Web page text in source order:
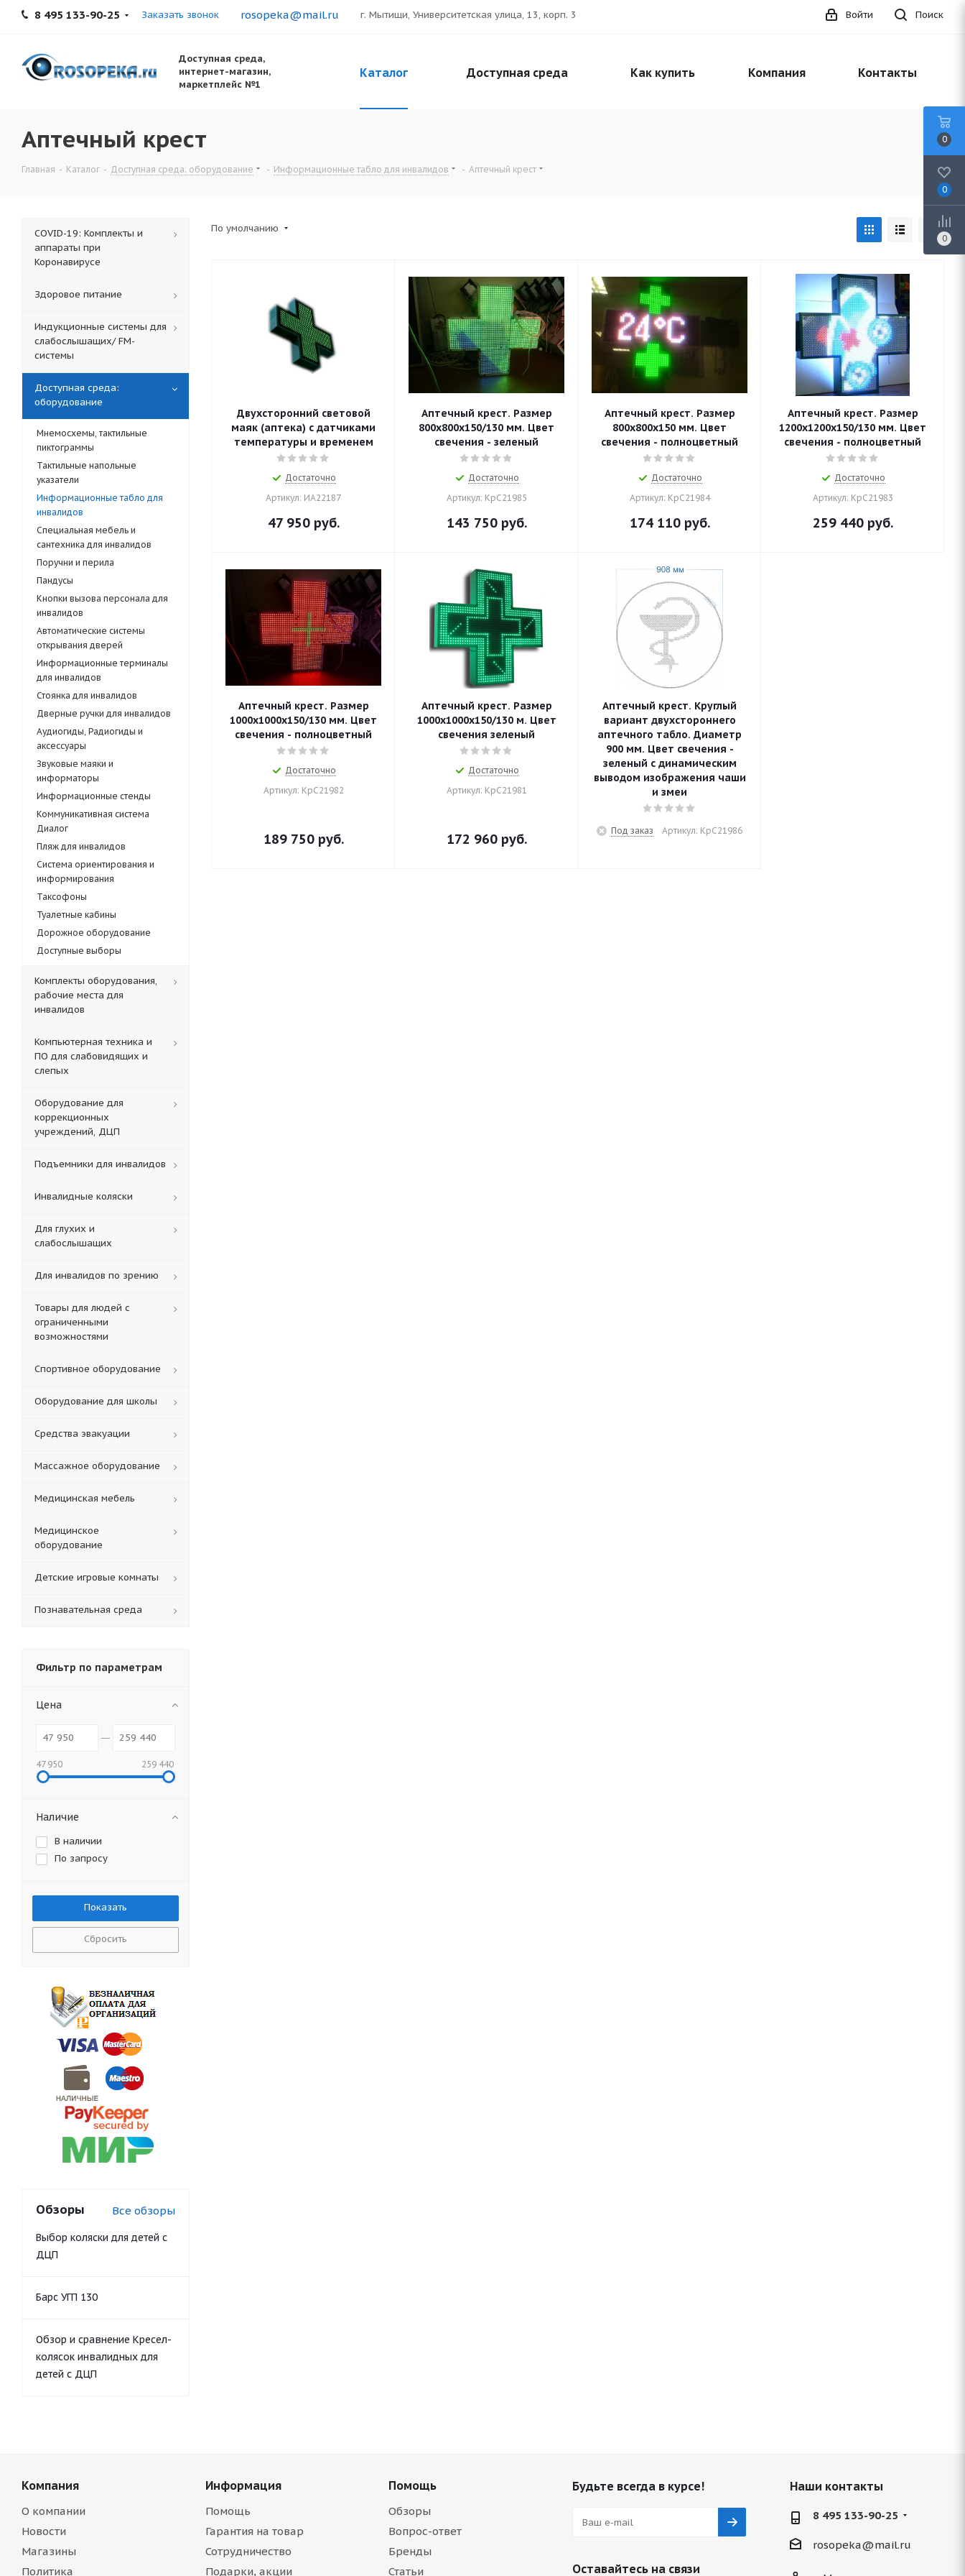
8 495 133-90-25 Заказать звонок rosopeka@mail.ru г. Мытищи, Университетская улица, 13, корп. 3 Поиск
Войти
Доступная среда,
интернет-магазин,
маркетплейс №1
Каталог Доступная среда Как купить Компания Контакты
Аптечный крест
Главная - Каталог - Доступная среда: оборудование - Информационные табло для инвалидов - Аптечный крест
По умолчанию
Двухсторонний световой
маяк (аптека) с датчиками
температуры и временем
Достаточно
Артикул: ИА22187
47 950руб.
Аптечный крест. Размер
800х800х150/130 мм. Цвет
свечения - зеленый
Достаточно
Артикул: КрС21985
143 750руб.
Аптечный крест. Размер
800х800х150 мм. Цвет
свечения - полноцветный
Достаточно
Артикул: КрС21984
174 110руб.
Аптечный крест. Размер
1200х1200х150/130 мм. Цвет
свечения - полноцветный
Достаточно
Артикул: КрС21983
259 440руб.
Аптечный крест. Размер
1000х1000х150/130 мм. Цвет
свечения - полноцветный
Достаточно
Артикул: КрС21982
189 750руб.
Аптечный крест. Размер
1000х1000х150/130 м. Цвет
свечения зеленый
Достаточно
Артикул: КрС21981
172 960руб.
Аптечный крест. Круглый
вариант двухстороннего
аптечного табло. Диаметр
900 мм. Цвет свечения -
зеленый с динамическим
выводом изображения чаши
и змеи
Под заказ Артикул: КрС21986
COVID-19: Комплекты и
аппараты при
Коронавирусе
Здоровое питание
Индукционные системы для
слабослышащих/ FM-
системы
Доступная среда:
оборудование
Мнемосхемы, тактильные
пиктограммы
Тактильные напольные
указатели
Информационные табло для
инвалидов
Специальная мебель и
сантехника для инвалидов
Поручни и перила
Пандусы
Кнопки вызова персонала для
инвалидов
Автоматические системы
открывания дверей
Информационные терминалы
для инвалидов
Стоянка для инвалидов
Дверные ручки для инвалидов
Аудиогиды, Радиогиды и
аксессуары
Звуковые маяки и
информаторы
Информационные стенды
Коммуникативная система
Диалог
Пляж для инвалидов
Система ориентирования и
информирования
Таксофоны
Туалетные кабины
Дорожное оборудование
Доступные выборы
Комплекты оборудования,
рабочие места для
инвалидов
Компьютерная техника и
ПО для слабовидящих и
слепых
Оборудование для
коррекционных
учреждений, ДЦП
Подъемники для инвалидов
Инвалидные коляски
Для глухих и
слабослышащих
Для инвалидов по зрению
Товары для людей с
ограниченными
возможностями
Спортивное оборудование
Оборудование для школы
Средства эвакуации
Массажное оборудование
Медицинская мебель
Медицинское
оборудование
Детские игровые комнаты
Познавательная среда
Фильтр по параметрам
Цена
47 950 259 440
Наличие
В наличии
По запросу
Сбросить
Обзоры Все обзоры
Выбор коляски для детей с
ДЦП
Барс УГП 130
Обзор и сравнение Кресел-
колясок инвалидных для
детей с ДЦП
Компания
О компании
Новости
Магазины
Политика
Информация
Помощь
Гарантия на товар
Сотрудничество
Подарки, акции
Помощь
Обзоры
Вопрос-ответ
Бренды
Статьи
Будьте всегда в курсе!
Оставайтесь на связи
Наши контакты
8 495 133-90-25
rosopeka@mail.ru
0
0
0